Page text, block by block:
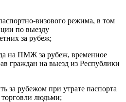
визового режима, в том
по выезду
за рубеж;
на ПМЖ за рубеж, временное
граждан на выезд из Республики
за рубежом при утрате паспорта
людьми;